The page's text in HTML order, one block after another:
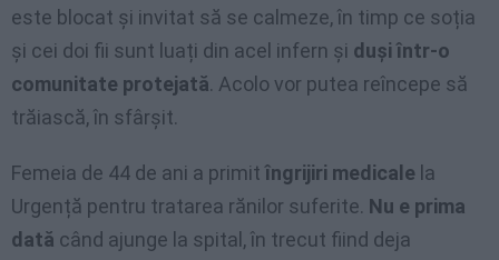
este blocat și invitat să se calmeze, în timp ce soția
și cei doi fii sunt luați din acel infern și duși într-o
comunitate protejată. Acolo vor putea reîncepe să
trăiască, în sfârșit.
Femeia de 44 de ani a primit îngrijiri medicale la
Urgență pentru tratarea rănilor suferite. Nu e prima
dată când ajunge la spital, în trecut fiind deja